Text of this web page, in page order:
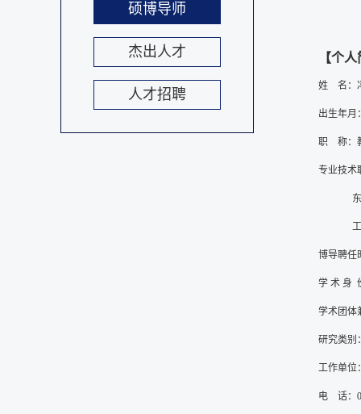
硕博导师
杰出人才
人才招聘
【个
姓 名
出生年
职    称
专业技术
东省高
工程
博导聘任
学 术 身
学术团体
研究类别
工作单位
电    话